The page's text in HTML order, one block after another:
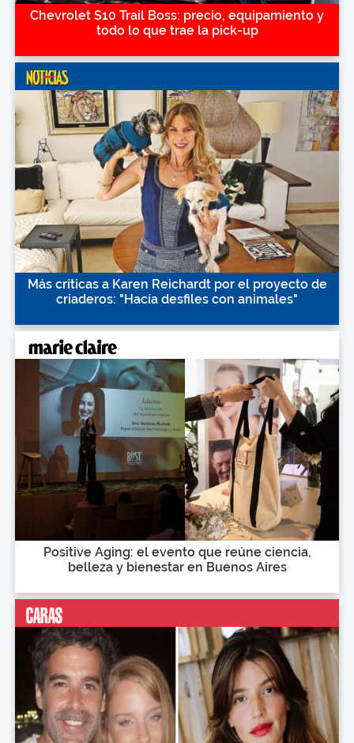
Chevrolet S10 Trail Boss: precio, equipamiento y
todo lo que trae la pick-up
Más críticas a Karen Reichardt por el proyecto de
criaderos: "Hacía desfiles con animales"
Positive Aging: el evento que reúne ciencia,
belleza y bienestar en Buenos Aires